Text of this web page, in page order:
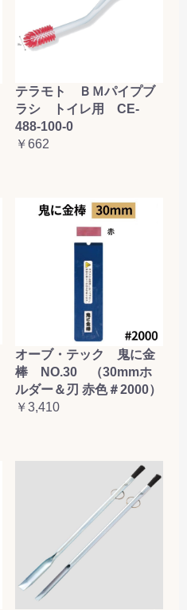
カートへ進む
テラモト ＢＭパイプブ
ラシ トイレ用 CE-
488-100-0
￥662
オーブ・テック 鬼に金
棒 NO.30 （30mmホ
ルダー＆刃 赤色＃2000）
￥3,410